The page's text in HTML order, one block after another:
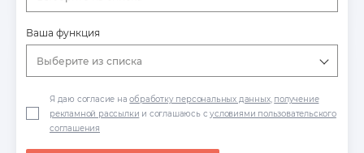
Ваша функция
Выберите из списка
Я даю согласие наобработку персональных данных, получение
рекламной рассылки и соглашаюсь сусловиями пользовательского
соглашения